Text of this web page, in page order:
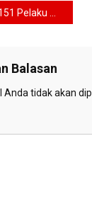
M, Modus ‘Goreng’ Saham Terbongkar
Balasan
tidak akan